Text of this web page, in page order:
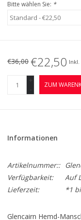
Bitte wählen Sie: *
€36,00 €22,50 Inkl.
+
-
ZUM
Informationen
Artikelnummer::
Verfügbarkeit:
Auf
Lieferzeit:
*1
Glencairn Hemd-